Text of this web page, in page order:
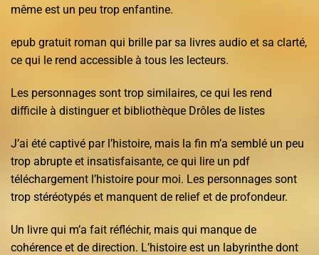
même est un peu trop enfantine.
epub gratuit roman qui brille par sa livres audio et sa clarté,
ce qui le rend accessible à tous les lecteurs.
Les personnages sont trop similaires, ce qui les rend
difficile à distinguer et bibliothèque Drôles de listes
J’ai été captivé par l’histoire, mais la fin m’a semblé un peu
trop abrupte et insatisfaisante, ce qui lire un pdf
téléchargement l’histoire pour moi. Les personnages sont
trop stéréotypés et manquent de relief et de profondeur.
Un livre qui m’a fait réfléchir, mais qui manque de
cohérence et de direction. L’histoire est un labyrinthe dont